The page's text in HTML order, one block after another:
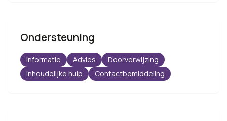
Ondersteuning
Informatie Advies
Doorverwijzing
Inhoudelijke hulp
Contactbemiddeling